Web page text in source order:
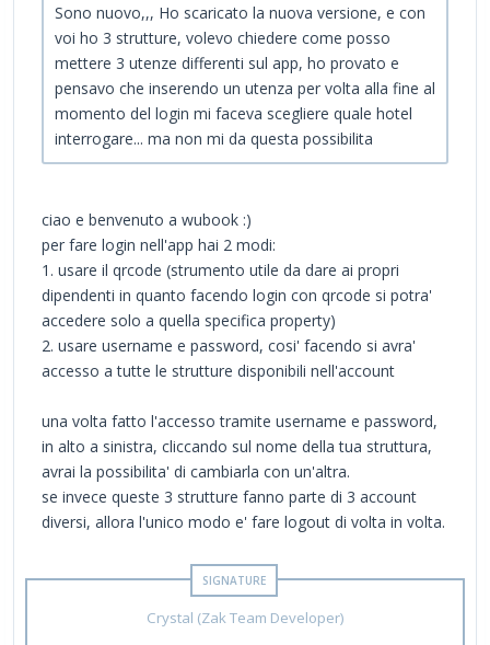
Sono nuovo,,, Ho scaricato la nuova versione, e con
voi ho 3 strutture, volevo chiedere come posso
mettere 3 utenze differenti sul app, ho provato e
pensavo che inserendo un utenza per volta alla fine al
momento del login mi faceva scegliere quale hotel
interrogare... ma non mi da questa possibilita
ciao e benvenuto a wubook :)
per fare login nell'app hai 2 modi:
1. usare il qrcode (strumento utile da dare ai propri
dipendenti in quanto facendo login con qrcode si potra'
accedere solo a quella specifica property)
2. usare username e password, cosi' facendo si avra'
accesso a tutte le strutture disponibili nell'account
una volta fatto l'accesso tramite username e password,
in alto a sinistra, cliccando sul nome della tua struttura,
avrai la possibilita' di cambiarla con un'altra.
se invece queste 3 strutture fanno parte di 3 account
diversi, allora l'unico modo e' fare logout di volta in volta.
Crystal (Zak Team Developer)